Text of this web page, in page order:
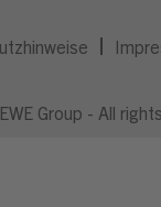
Group - All